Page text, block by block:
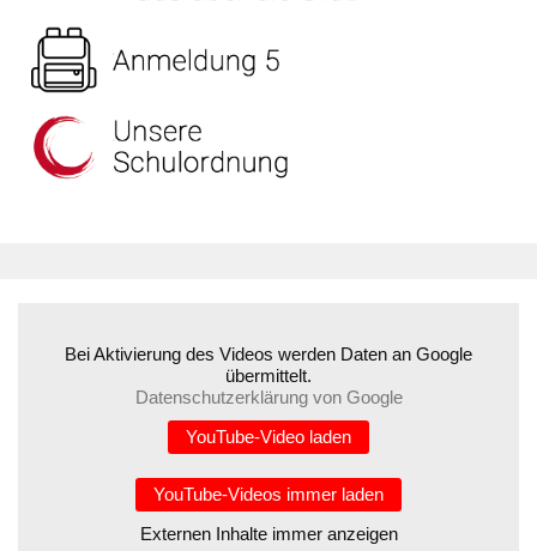
Bei Aktivierung des Videos werden Daten an Google
übermittelt.
Datenschutzerklärung von Google
YouTube-Video laden
YouTube-Videos immer laden
Externen Inhalte immer anzeigen